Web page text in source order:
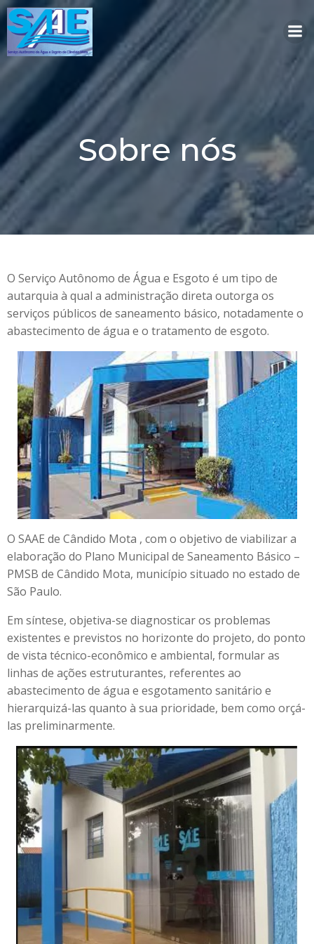
Pular
para
o
conteúdo
Sobre nós
O Serviço Autônomo de Água e Esgoto é um tipo de
autarquia à qual a administração direta outorga os
serviços públicos de saneamento básico, notadamente o
abastecimento de água e o tratamento de esgoto.
O SAAE de Cândido Mota , com o objetivo de viabilizar a
elaboração do Plano Municipal de Saneamento Básico –
PMSB de Cândido Mota, município situado no estado de
São Paulo.
Em síntese, objetiva-se diagnosticar os problemas
existentes e previstos no horizonte do projeto, do ponto
de vista técnico-econômico e ambiental, formular as
linhas de ações estruturantes, referentes ao
abastecimento de água e esgotamento sanitário e
hierarquizá-las quanto à sua prioridade, bem como orçá-
las preliminarmente.